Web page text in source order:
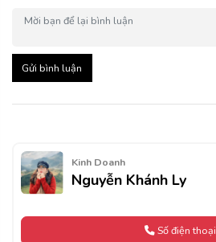
Gửi bình luận
Kinh Doanh
Nguyễn Khánh Ly
Số điện thoại